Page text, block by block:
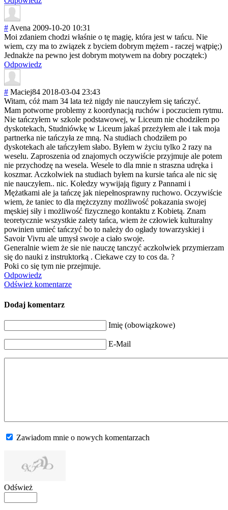
# Avena 2009-10-20 10:31
Moi zdaniem chodzi właśnie o tę magię, która jest w tańcu. Nie
wiem, czy ma to związek z byciem dobrym mężem - raczej wątpię;)
Jednakże na pewno jest dobrym motywem na dobry początek:)
Odpowiedz
# Maciej84 2018-03-04 23:43
Witam, cóż mam 34 lata też nigdy nie nauczyłem się tańczyć.
Mam potworne problemy z koordynacją ruchów i poczuciem rytmu.
Nie tańczyłem w szkole podstawowej, w Liceum nie chodziłem po
dyskotekach, Studniówkę w Liceum jakaś przeżyłem ale i tak moja
partnerka nie tańczyła ze mną. Na studiach chodziłem po
dyskotekach ale tańczyłem słabo. Byłem w życiu tylko 2 razy na
weselu. Zaproszenia od znajomych oczywiście przyjmuje ale potem
nie przychodzę na wesela. Wesele to dla mnie n straszna udręka i
koszmar. Aczkolwiek na studiach byłem na kursie tańca ale nic się
nie nauczyłem.. nic. Koledzy wywijają figury z Pannami i
Mężatkami ale ja tańczę jak niepełnosprawny ruchowo. Oczywiście
wiem, że taniec to dla mężczyzny możliwość pokazania swojej
męskiej siły i możliwość fizycznego kontaktu z Kobietą. Znam
teoretycznie wszystkie zalety tańca, wiem że człowiek kulturalny
powinien umieć tańczyć bo to należy do ogłady towarzyskiej i
Savoir Vivru ale umysł swoje a ciało swoje.
Generalnie wiem że sie nie nauczę tanczyć aczkolwiek przymierzam
się do nauki z instruktorką . Ciekawe czy to cos da. ?
Poki co się tym nie przejmuje.
Odpowiedz
Odśwież komentarze
Dodaj komentarz
Imię (obowiązkowe)
E-Mail
Zawiadom mnie o nowych komentarzach
Odśwież